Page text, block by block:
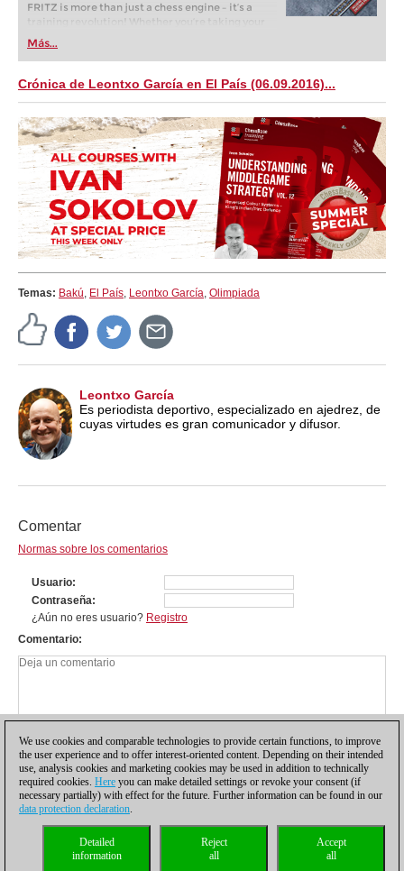
FRITZ is more than just a chess engine – it’s a
training revolution! Whether you’re taking your
first steps into the world of club chess, or already
playing at a tournament level: with FRITZ, you can
train more efficiently, intelligently and with a
more personalised approach than ever before.
Más...
Crónica de Leontxo García en El País (06.09.2016)...
Temas: Bakú, El País, Leontxo García, Olimpiada
Leontxo García
Es periodista deportivo, especializado en ajedrez, de
cuyas virtudes es gran comunicador y difusor.
Comentar
Normas sobre los comentarios
Usuario
Contraseña
¿Aún no eres usuario? Registro
Comentario
Política de privacidad |Para contactar Cookies Management
Licencias
Compliance Hotline
We use cookies and comparable technologies to provide certain functions, to improve
the user experience and to offer interest-oriented content. Depending on their intended
use, analysis cookies and marketing cookies may be used in addition to technically
required cookies. Here you can make detailed settings or revoke your consent (if
necessary partially) with effect for the future. Further information can be found in our
data protection declaration.
Accept
all
Reject
all
Detailed
information